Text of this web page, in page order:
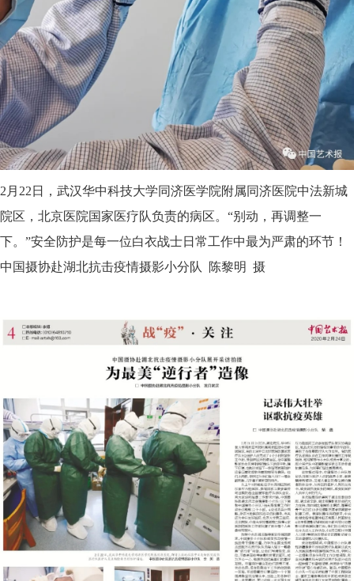
2月22日，武汉华中科技大学同济医学院附属同济医院中法新城
院区，北京医院国家医疗队负责的病区。“别动，再调整一
下。”安全防护是每一位白衣战士日常工作中最为严肃的环节！
中国摄协赴湖北抗击疫情摄影小分队 陈黎明 摄